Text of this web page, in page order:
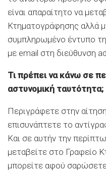
είναι απαραίτητο να
Κτηματογράφησης αλλά
συμπληρωμένο έντυπο
με email στη διεύθυνση
Τι πρέπει να κάνω σε
αστυνομική ταυτότητα;
Περιγράφετε στην
επισυνάπτετε το
Και σε αυτήν την
μεταβείτε στο Γραφείο
μπορείτε αφού